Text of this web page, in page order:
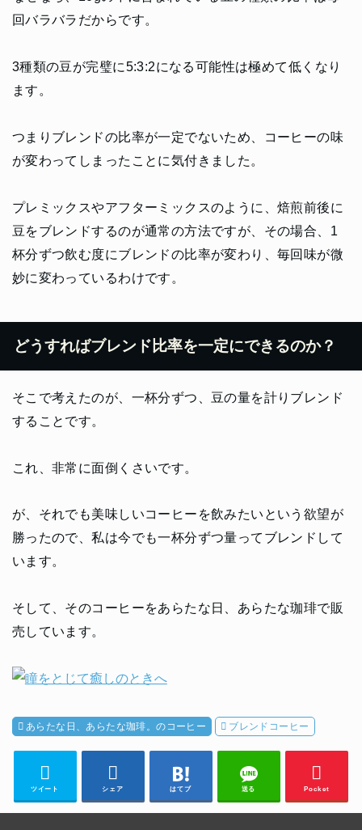
回バラバラだからです。
3種類の豆が完璧に5:3:2になる可能性は極めて低くなり
ます。
つまりブレンドの比率が一定でないため、コーヒーの味
が変わってしまったことに気付きました。
プレミックスやアフターミックスのように、焙煎前後に
豆をブレンドするのが通常の方法ですが、その場合、1
杯分ずつ飲む度にブレンドの比率が変わり、毎回味が微
妙に変わっているわけです。
どうすればブレンド比率を一定にできるのか？
そこで考えたのが、一杯分ずつ、豆の量を計りブレンド
することです。
これ、非常に面倒くさいです。
が、それでも美味しいコーヒーを飲みたいという欲望が
勝ったので、私は今でも一杯分ずつ量ってブレンドして
います。
そして、そのコーヒーをあらたな日、あらたな珈琲で販
売しています。
あらたな日、あらたな珈琲。のコーヒー ブレンドコーヒー
ツイート シェア はてブ 送る Pocket